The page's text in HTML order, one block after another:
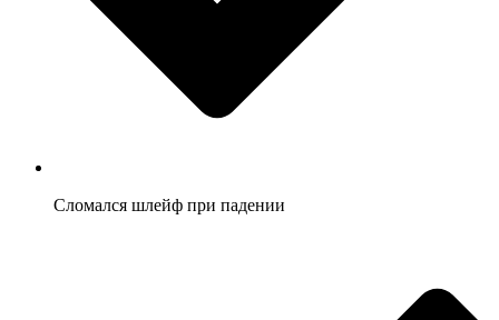
Сломался шлейф при падении